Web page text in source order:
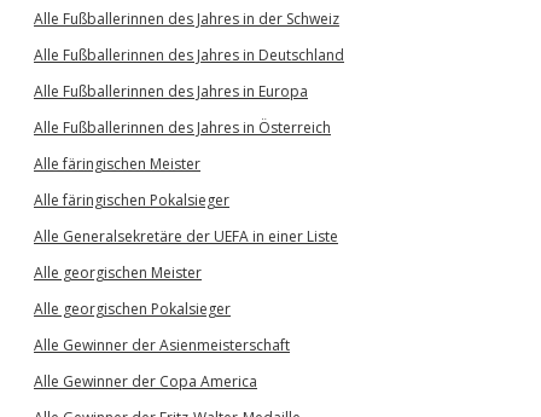
Alle Fußballerinnen des Jahres in der Schweiz
Alle Fußballerinnen des Jahres in Deutschland
Alle Fußballerinnen des Jahres in Europa
Alle Fußballerinnen des Jahres in Österreich
Alle färingischen Meister
Alle färingischen Pokalsieger
Alle Generalsekretäre der UEFA in einer Liste
Alle georgischen Meister
Alle georgischen Pokalsieger
Alle Gewinner der Asienmeisterschaft
Alle Gewinner der Copa America